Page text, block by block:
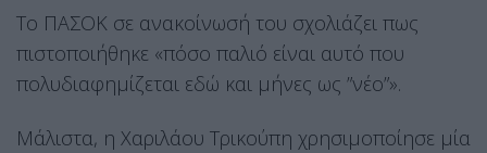
Το ΠΑΣΟΚ σε ανακοίνωσή του σχολιάζει πως
πιστοποιήθηκε «πόσο παλιό είναι αυτό που
πολυδιαφημίζεται εδώ και μήνες ως ”νέο”».
Μάλιστα, η Χαριλάου Τρικούπη χρησιμοποίησε μία